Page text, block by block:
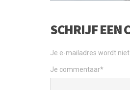
SCHRIJF EEN
Je e-mailadres wordt niet
Je commentaar*